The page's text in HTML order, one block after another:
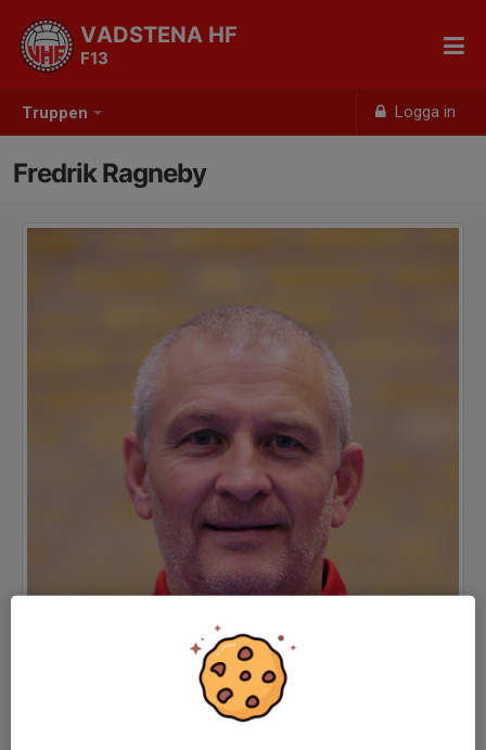
Truppen Logga in
VADSTENA HF
F13
Fredrik Ragneby